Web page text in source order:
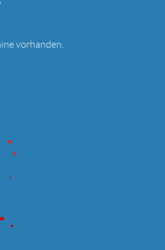
vorhanden.